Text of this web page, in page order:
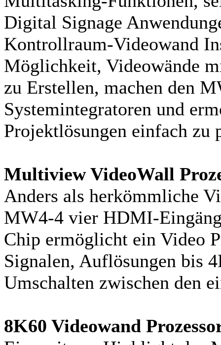
Digital Signage
Kontrollraum-Videowand
Möglichkeit, Videowände
zu Erstellen, machen den
Systemintegratoren und
Projektlösungen einfach zu
Multiview VideoWall
Anders als herkömmliche
MW4-4 vier HDMI-
Chip ermöglicht ein Video
Signalen, Auflösungen bis
Umschalten zwischen den
8K60 Videowand